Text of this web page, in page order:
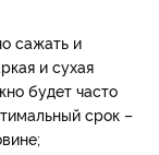
сажать и
и сухая
будет часто
срок –